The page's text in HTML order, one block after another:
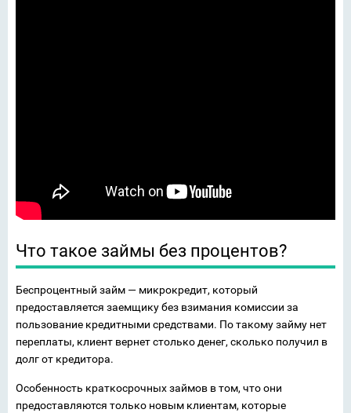
Что такое займы без процентов?
Беспроцентный займ — микрокредит, который
предоставляется заемщику без взимания комиссии за
пользование кредитными средствами. По такому займу нет
переплаты, клиент вернет столько денег, сколько получил в
долг от кредитора.
Особенность краткосрочных займов в том, что они
предоставляются только новым клиентам, которые